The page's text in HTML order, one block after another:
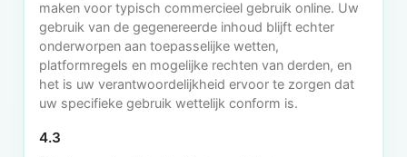
maken voor typisch commercieel gebruik online. Uw
gebruik van de gegenereerde inhoud blijft echter
onderworpen aan toepasselijke wetten,
platformregels en mogelijke rechten van derden, en
het is uw verantwoordelijkheid ervoor te zorgen dat
uw specifieke gebruik wettelijk conform is.
4.3